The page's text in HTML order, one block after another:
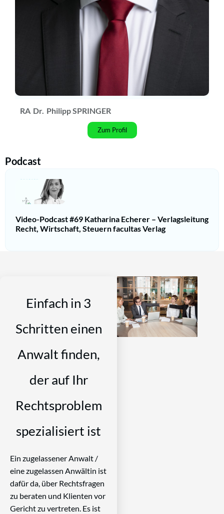
RA Dr. Philipp SPRINGER
Zum Profil
Podcast
Video-Podcast #69 Katharina Echerer – Verlagsleitung
Recht, Wirtschaft, Steuern facultas Verlag
Einfach in 3
Schritten einen
Anwalt finden,
der auf Ihr
Rechtsproblem
spezialisiert ist
Ein zugelassener Anwalt /
eine zugelassen Anwältin ist
dafür da, über Rechtsfragen
zu beraten und Klienten vor
Gericht zu vertreten. Es ist